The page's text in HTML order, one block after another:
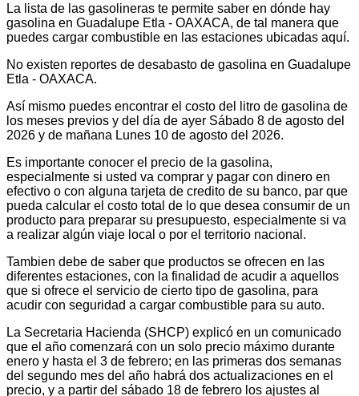
La lista de las gasolineras te permite saber en dónde hay
gasolina en Guadalupe Etla - OAXACA, de tal manera que
puedes cargar combustible en las estaciones ubicadas aquí.
No existen reportes de desabasto de gasolina en Guadalupe
Etla - OAXACA.
Así mismo puedes encontrar el costo del litro de gasolina de
los meses previos y del día de ayer Sábado 8 de agosto del
2026 y de mañana Lunes 10 de agosto del 2026.
Es importante conocer el precio de la gasolina,
especialmente si usted va comprar y pagar con dinero en
efectivo o con alguna tarjeta de credito de su banco, par que
pueda calcular el costo total de lo que desea consumir de un
producto para preparar su presupuesto, especialmente si va
a realizar algún viaje local o por el territorio nacional.
Tambien debe de saber que productos se ofrecen en las
diferentes estaciones, con la finalidad de acudir a aquellos
que si ofrece el servicio de cierto tipo de gasolina, para
acudir con seguridad a cargar combustible para su auto.
La Secretaria Hacienda (SHCP) explicó en un comunicado
que el año comenzará con un solo precio máximo durante
enero y hasta el 3 de febrero; en las primeras dos semanas
del segundo mes del año habrá dos actualizaciones en el
precio, y a partir del sábado 18 de febrero los ajustes al